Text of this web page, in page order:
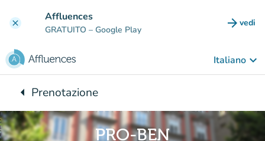
clear Affluences
GRATUITO – Google Play arrow_forward vedi
Italiano keyboard_arrow_down
arrow_leftTorna a:
Prenotazione
PRO-BEN